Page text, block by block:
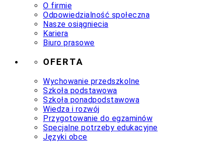
O firmie
Odpowiedzialność społeczna
Nasze osiągniecia
Kariera
Biuro prasowe
OFERTA
Wychowanie przedszkolne
Szkoła podstawowa
Szkoła ponadpodstawowa
Wiedza i rozwój
Przygotowanie do egzaminów
Specjalne potrzeby edukacyjne
Języki obce